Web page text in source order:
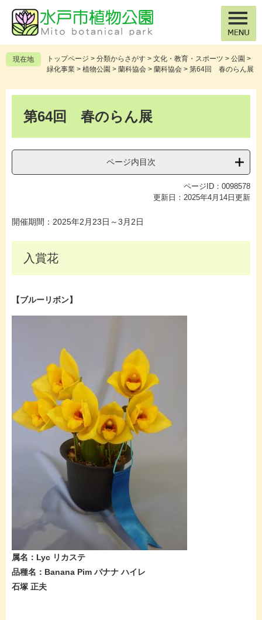
の
先
頭
す
ー
を
飛
し
現在地 トップページ > 分類からさがす > 文化・教育・スポーツ > 公園 >
緑化事業 > 植物公園 > 蘭科協会 > 蘭科協会 > 第64回 春のらん展
第64回 春のらん展
ページ内目次
ページID：0098578
更新日：2025年4月14日更新
開催期間：2025年2月23日～3月2日
入賞花
【ブルーリボン】
属名：Lyc リカステ
品種名：Banana Pim バナナ ハイレ
石塚 正夫